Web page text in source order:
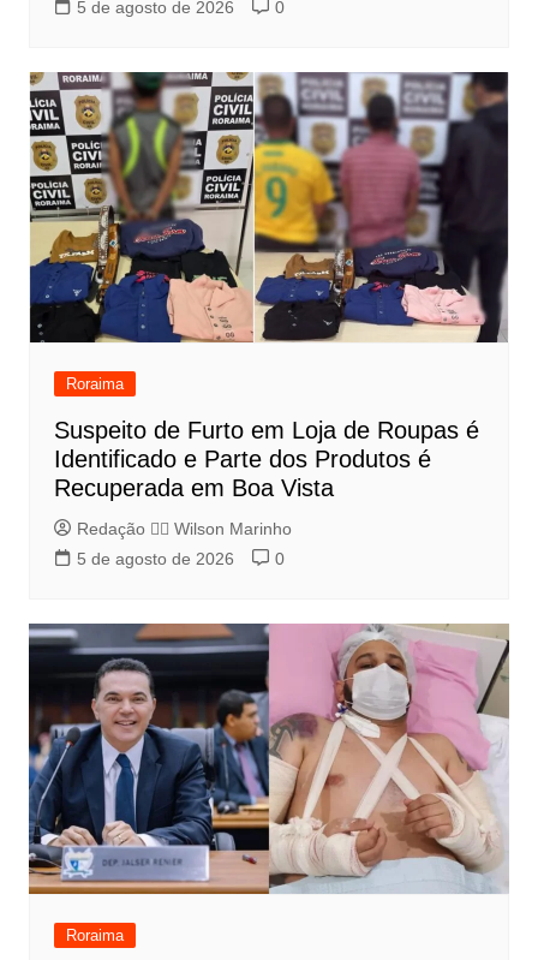
5 de agosto de 2026 0
Roraima
Suspeito de Furto em Loja de Roupas é
Identificado e Parte dos Produtos é
Recuperada em Boa Vista
Redação 👨‍⚖️​ Wilson Marinho
5 de agosto de 2026
0
Roraima